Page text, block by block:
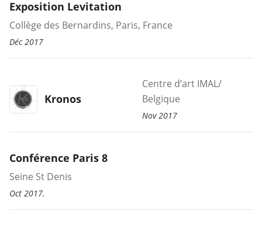
Exposition Levitation
Collège des Bernardins, Paris, France
Déc 2017
Kronos
Centre d’art IMAL/
Belgique
Nov 2017
Conférence Paris 8
Seine St Denis
Oct 2017.